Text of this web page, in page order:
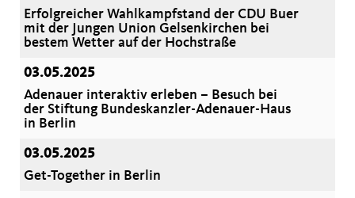
Erfolgreicher Wahlkampfstand der CDU Buer
mit der Jungen Union Gelsenkirchen bei
bestem Wetter auf der Hochstraße
03.05.2025
Adenauer interaktiv erleben – Besuch bei
der Stiftung Bundeskanzler-Adenauer-Haus
in Berlin
03.05.2025
Get-Together in Berlin